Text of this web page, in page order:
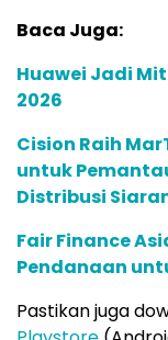
Baca Juga:
Huawei Jadi
2026
Cision Raih
untuk
Distribusi
Fair Finance
Pendanaan
Pastikan juga